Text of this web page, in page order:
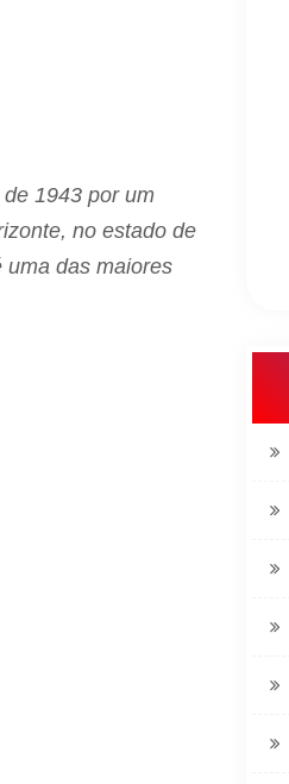
1943 por um
no estado de
uma das maiores